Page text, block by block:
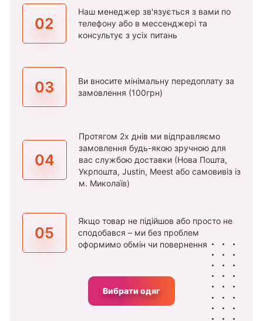
02
Наш менеджер зв'язується з вами по
телефону або в мессенджері та
консультує з усіх питань
03
Ви вносите мінімальну передоплату за
замовлення (100грн)
04
Протягом 2х днів ми відправляємо
замовлення будь-якою зручною для
вас службою доставки (Нова Пошта,
Укрпошта, Justin, Meest або самовивіз із
м. Миколаїв)
05
Якщо товар не підійшов або просто не
сподобався – ми без проблем
оформимо обмін чи повернення
Вибрати одяг